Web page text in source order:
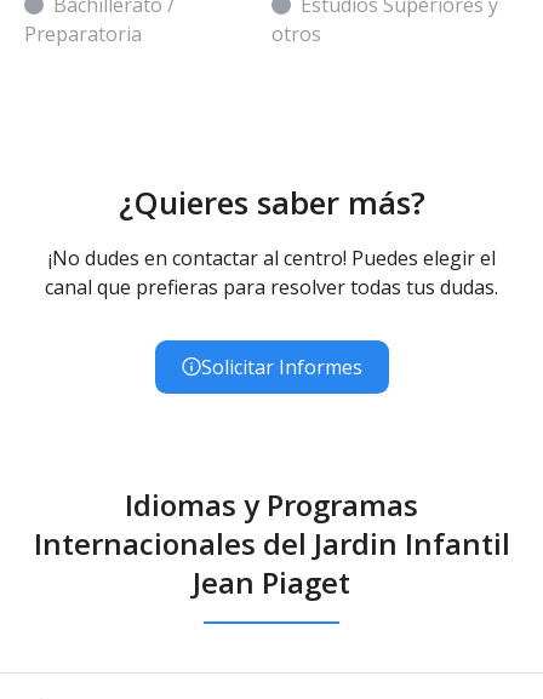
Preparatoria
otros
¿Quieres saber más?
¡No dudes en contactar al centro! Puedes elegir el
canal que prefieras para resolver todas tus dudas.
Solicitar Informes
Idiomas y Programas
Internacionales del Jardin Infantil
Jean Piaget